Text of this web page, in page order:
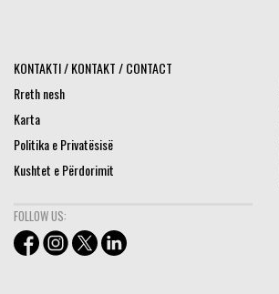
KONTAKTI / KONTAKT / CONTACT
Rreth nesh
Karta
Politika e Privatësisë
Kushtet e Përdorimit
FOLLOW US: